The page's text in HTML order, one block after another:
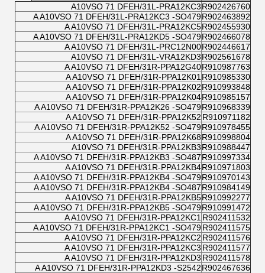
R902426760
A10VSO 71 DFEH/31L-PRA12KC3
R902463892
A A10VSO 71 DFEH/31L-PRA12KC3 -SO479
R902455930
A A10VSO 71 DFEH/31L-PRA12KC5
R902466078
A A10VSO 71 DFEH/31L-PRA12KD5 -SO479
R902446617
A A10VSO 71 DFEH/31L-PRC12N00
R902561678
A10VSO 71 DFEH/31L-VRA12KD3
R910987763
A A10VSO 71 DFEH/31R-PPA12G40
R910985330
A A10VSO 71 DFEH/31R-PPA12K01
R910993848
A A10VSO 71 DFEH/31R-PPA12K02
R910985157
A A10VSO 71 DFEH/31R-PPA12K04
R910968339
A A10VSO 71 DFEH/31R-PPA12K26 -SO479
R910971182
A A10VSO 71 DFEH/31R-PPA12K52
R910978455
A A10VSO 71 DFEH/31R-PPA12K52 -SO479
R910998804
A A10VSO 71 DFEH/31R-PPA12K68
R910988447
A10VSO 71 DFEH/31R-PPA12KB3
R910997334
A A10VSO 71 DFEH/31R-PPA12KB3 -SO487
R910971803
A A10VSO 71 DFEH/31R-PPA12KB4
R910970143
A A10VSO 71 DFEH/31R-PPA12KB4 -SO479
R910984149
A A10VSO 71 DFEH/31R-PPA12KB4 -SO487
R910992277
A A10VSO 71 DFEH/31R-PPA12KB5
R910991472
A A10VSO 71 DFEH/31R-PPA12KB5 -SO479
R902411532
A A10VSO 71 DFEH/31R-PPA12KC1
R902411575
A A10VSO 71 DFEH/31R-PPA12KC1 -SO479
R902411576
A A10VSO 71 DFEH/31R-PPA12KC2
R902411577
A A10VSO 71 DFEH/31R-PPA12KC3
R902411578
A A10VSO 71 DFEH/31R-PPA12KD3
R902467636
A A10VSO 71 DFEH/31R-PPA12KD3 -S2542